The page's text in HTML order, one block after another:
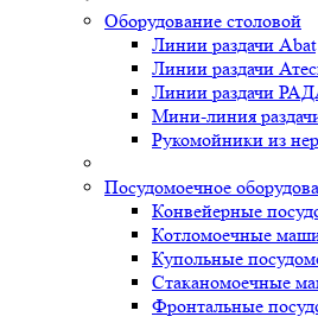
Оборудование столовой
Линии раздачи Abat
Линии раздачи
Линии раздачи
Мини-линия
Рукомойники из
Посудомоечное
Конвейерные
Котломоечные
Купольные
Стаканомоечные
Фронтальные